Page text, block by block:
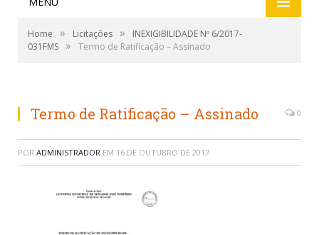
Home » Licitações »
INEXIGIBILIDADE Nº 6/2017-
031FMS » Termo de Ratificação – Assinado
Termo de Ratificação – Assinado 0
POR ADMINISTRADOR EM 16 DE OUTUBRO DE 2017